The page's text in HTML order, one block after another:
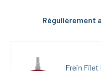
Régulièrement
Frein Filet